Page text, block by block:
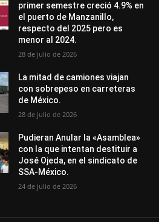
primer semestre creció 4.9% en
el puerto de Manzanillo,
respecto del 2025 pero es
menor al 2024.
28 de julio de 2026
La mitad de camiones viajan
con sobrepeso en carreteras
de México.
28 de julio de 2026
Pudieran Anular la «Asamblea»
con la que intentan destituir a
José Ojeda, en el sindicato de
SSA-México.
24 de julio de 2026